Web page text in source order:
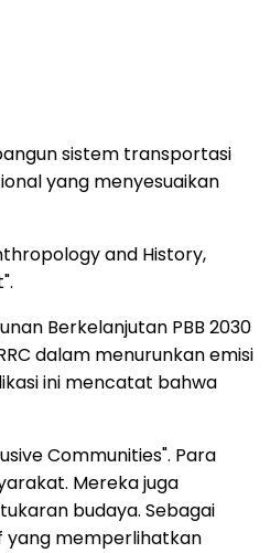
sistem transportasi
yang menyesuaikan
and History,
Berkelanjutan PBB 2030
dalam menurunkan emisi
ini mencatat bahwa
Communities". Para
Mereka juga
budaya. Sebagai
yang memperlihatkan